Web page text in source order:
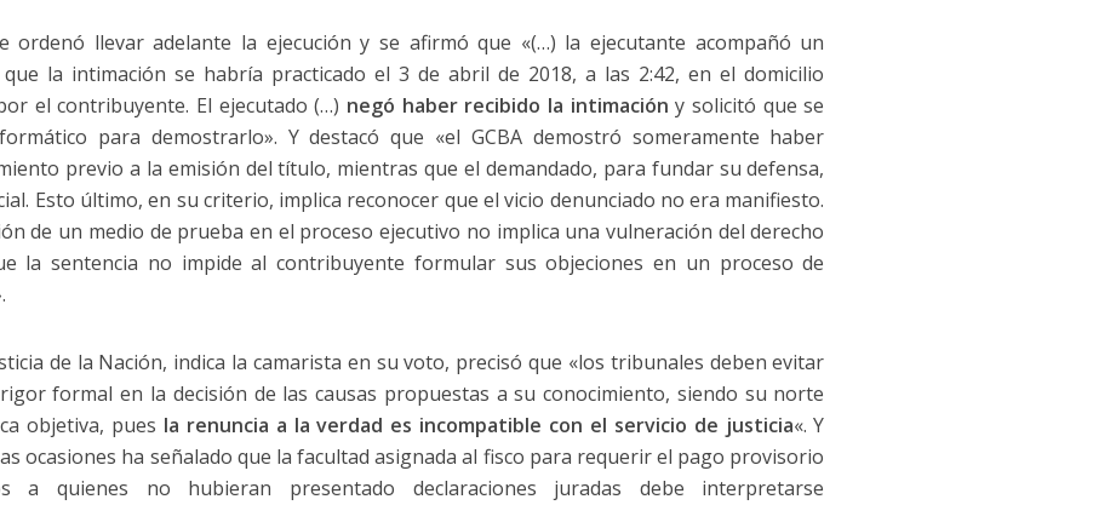
ordenó llevar adelante la ejecución y se afirmó que «(…) la ejecutante acompañó un
la intimación se habría practicado el 3 de abril de 2018, a las 2:42, en el domicilio
el contribuyente. El ejecutado (…) negó haber recibido la intimación y solicitó que se
para demostrarlo». Y destacó que «el GCBA demostró someramente haber
previo a la emisión del título, mientras que el demandado, para fundar su defensa,
Esto último, en su criterio, implica reconocer que el vicio denunciado no era manifiesto.
de un medio de prueba en el proceso ejecutivo no implica una vulneración del derecho
la sentencia no impide al contribuyente formular sus objeciones en un proceso de
de la Nación, indica la camarista en su voto, precisó que «los tribunales deben evitar
formal en la decisión de las causas propuestas a su conocimiento, siendo su norte
objetiva, pues la renuncia a la verdad es incompatible con el servicio de justicia«. Y
ocasiones ha señalado que la facultad asignada al fisco para requerir el pago provisorio
a quienes no hubieran presentado declaraciones juradas debe interpretarse